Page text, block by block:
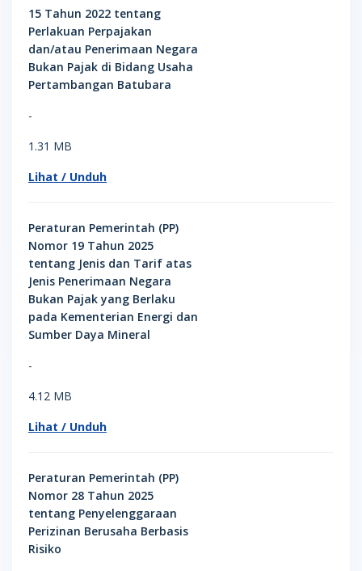
15 Tahun 2022 tentang
Perlakuan Perpajakan
dan/atau Penerimaan Negara
Bukan Pajak di Bidang Usaha
Pertambangan Batubara
-
1.31 MB
Lihat / Unduh
Peraturan Pemerintah (PP)
Nomor 19 Tahun 2025
tentang Jenis dan Tarif atas
Jenis Penerimaan Negara
Bukan Pajak yang Berlaku
pada Kementerian Energi dan
Sumber Daya Mineral
-
4.12 MB
Lihat / Unduh
Peraturan Pemerintah (PP)
Nomor 28 Tahun 2025
tentang Penyelenggaraan
Perizinan Berusaha Berbasis
Risiko